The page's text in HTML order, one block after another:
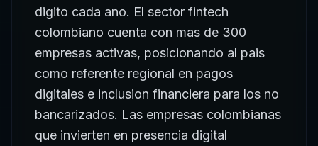
digito cada ano. El sector fintech
colombiano cuenta con mas de 300
empresas activas, posicionando al pais
como referente regional en pagos
digitales e inclusion financiera para los no
bancarizados. Las empresas colombianas
que invierten en presencia digital